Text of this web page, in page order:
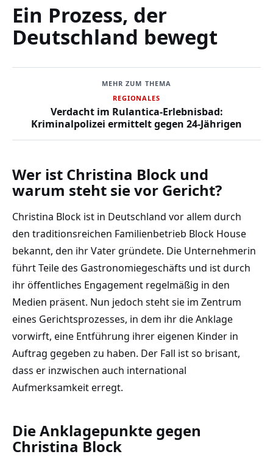
Ein Prozess, der
Deutschland bewegt
MEHR ZUM THEMA
REGIONALES
Verdacht im Rulantica-Erlebnisbad:
Kriminalpolizei ermittelt gegen 24-Jährigen
Wer ist Christina Block und
warum steht sie vor Gericht?
Christina Block ist in Deutschland vor allem durch
den traditionsreichen Familienbetrieb Block House
bekannt, den ihr Vater gründete. Die Unternehmerin
führt Teile des Gastronomiegeschäfts und ist durch
ihr öffentliches Engagement regelmäßig in den
Medien präsent. Nun jedoch steht sie im Zentrum
eines Gerichtsprozesses, in dem ihr die Anklage
vorwirft, eine Entführung ihrer eigenen Kinder in
Auftrag gegeben zu haben. Der Fall ist so brisant,
dass er inzwischen auch international
Aufmerksamkeit erregt.
Die Anklagepunkte gegen
Christina Block